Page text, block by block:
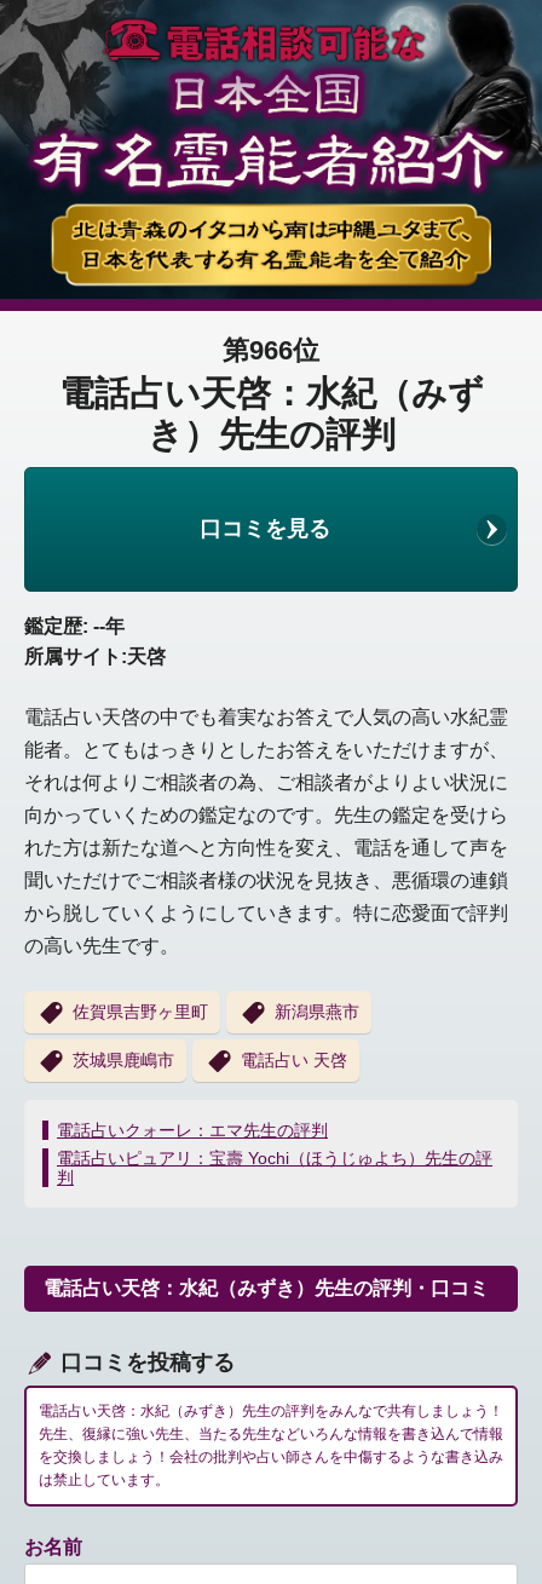
第966位
電話占い天啓：水紀（みず
き）先生の評判
口コミを見る
鑑定歴: --年
所属サイト:天啓
電話占い天啓の中でも着実なお答えで人気の高い水紀霊
能者。とてもはっきりとしたお答えをいただけますが、
それは何よりご相談者の為、ご相談者がよりよい状況に
向かっていくための鑑定なのです。先生の鑑定を受けら
れた方は新たな道へと方向性を変え、電話を通して声を
聞いただけでご相談者様の状況を見抜き、悪循環の連鎖
から脱していくようにしていきます。特に恋愛面で評判
の高い先生です。
佐賀県吉野ヶ里町 新潟県燕市
茨城県鹿嶋市 電話占い 天啓
投
稿
ナ
シ
ョ
電話占いクォーレ：エマ先生の評判
電話占いピュアリ：宝壽 Yochi（ほうじゅよち）先生の評
判
電話占い天啓：水紀（みずき）先生の評判・口コミ
口コミを投稿する
電話占い天啓：水紀（みずき）先生の評判をみんなで共有しましょう！
先生、復縁に強い先生、当たる先生などいろんな情報を書き込んで情報
を交換しましょう！会社の批判や占い師さんを中傷するような書き込み
は禁止しています。
お名前